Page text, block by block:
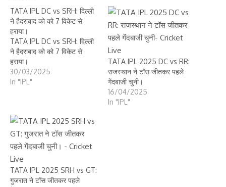
TATA IPL DC vs SRH: दिल्ली
ने हैदराबाद को को 7 विकेट से
हराया।
TATA IPL DC vs SRH: दिल्ली
ने हैदराबाद को को 7 विकेट से
हराया।
30/03/2025
In "IPL"
TATA IPL 2025 DC vs RR:
राजस्थान ने टॉस जीतकर पहले
गेंदबाजी चुनी।
16/04/2025
In "IPL"
TATA IPL 2025 SRH vs GT:
गुजरात ने टॉस जीतकर पहले